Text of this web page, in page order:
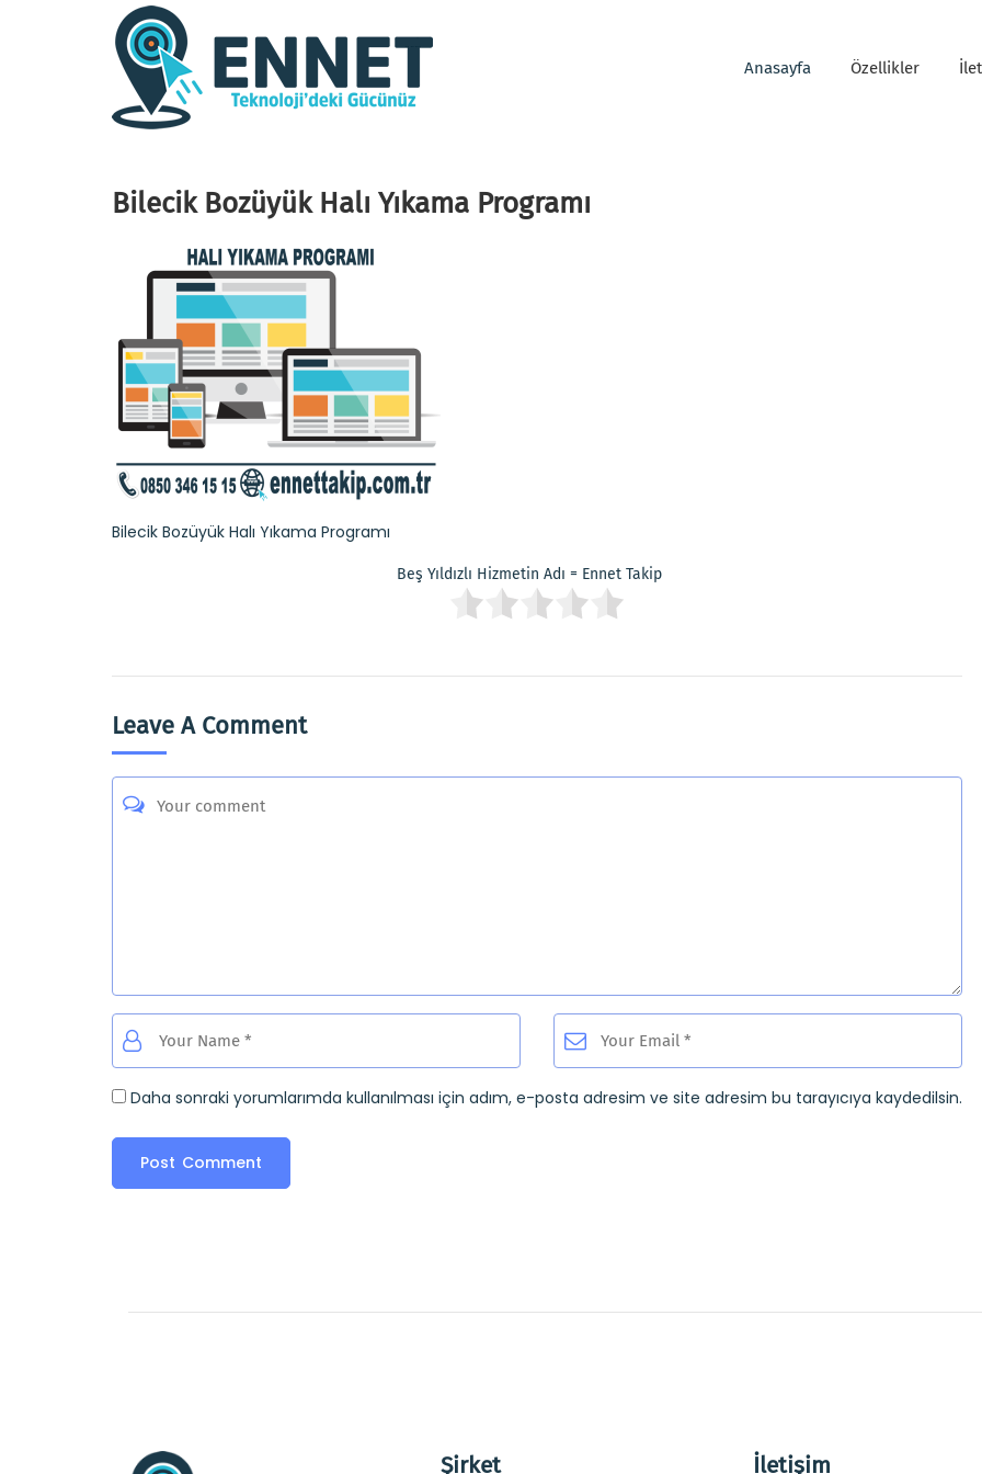
Anasayfa Özellikler
Bilecik Bozüyük Halı Yıkama Programı
Bilecik Bozüyük Halı Yıkama Programı
Beş Yıldızlı Hizmetin Adı = Ennet Takip
Leave A Comment
Daha sonraki yorumlarımda kullanılması için adım, e-posta adresim ve site adresim bu tarayıcıya kaydedilsin.
Şirket İletişim